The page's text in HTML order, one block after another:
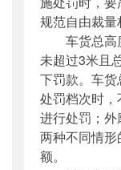
规范自由裁量
车货总高
未超过3米且
下罚款。车
处罚档次时
进行处罚；
两种不同情
额。